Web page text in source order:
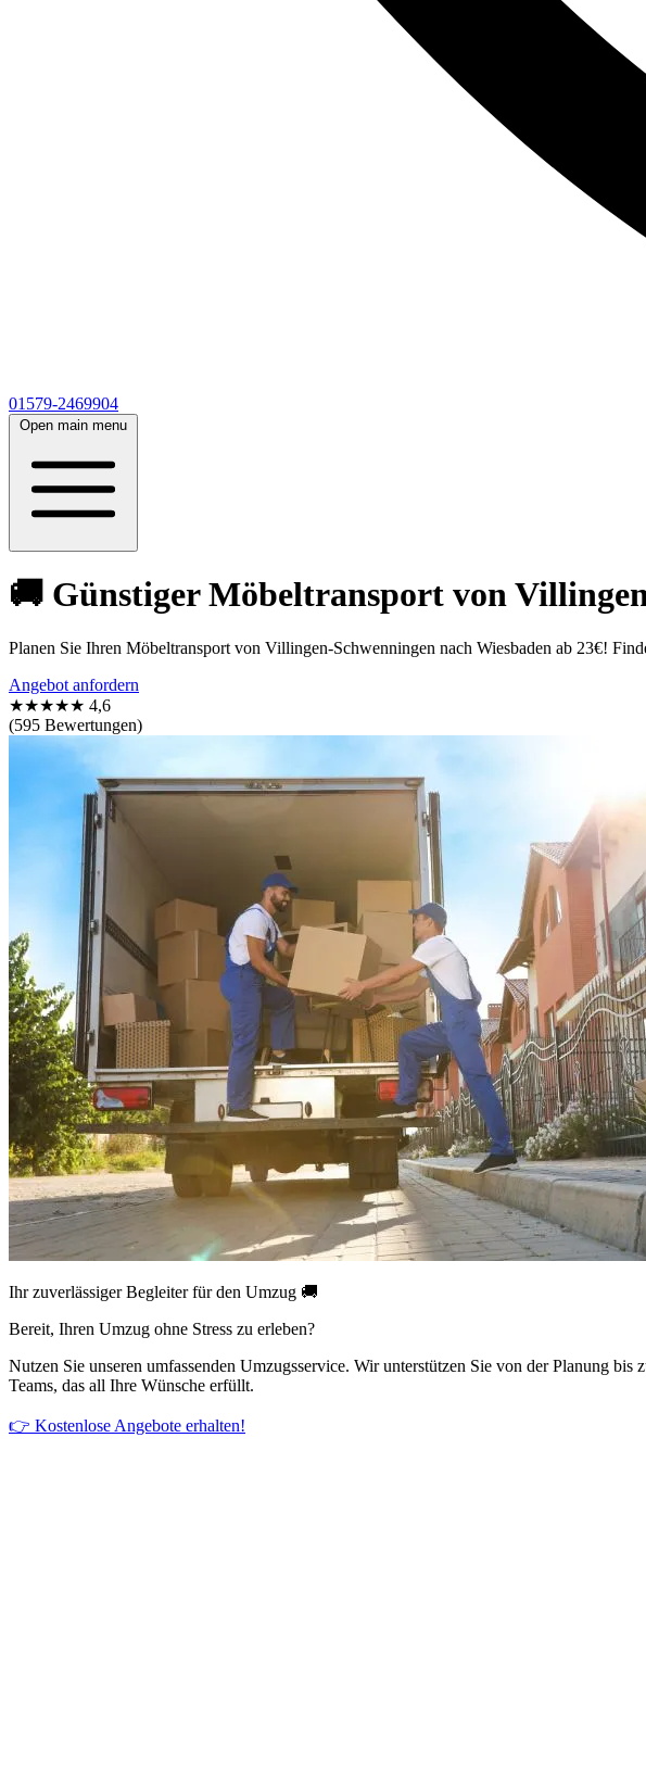
01579-2469904
Open main menu
🚚 Günstiger Möbeltransport von
Planen Sie Ihren Möbeltransport von Villingen-Schwenningen nach Wiesbaden ab 23€!
Angebot anfordern
★★★★★ 4,6
(595 Bewertungen)
Ihr zuverlässiger Begleiter für den Umzug 🚚
Bereit, Ihren Umzug ohne Stress zu erleben?
Nutzen Sie unseren umfassenden Umzugsservice. Wir unterstützen Sie von der Planung
Teams, das all Ihre Wünsche erfüllt.
👉 Kostenlose Angebote erhalten!